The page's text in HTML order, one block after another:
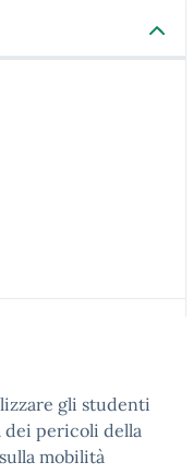
gli studenti
dei pericoli della
mobilità